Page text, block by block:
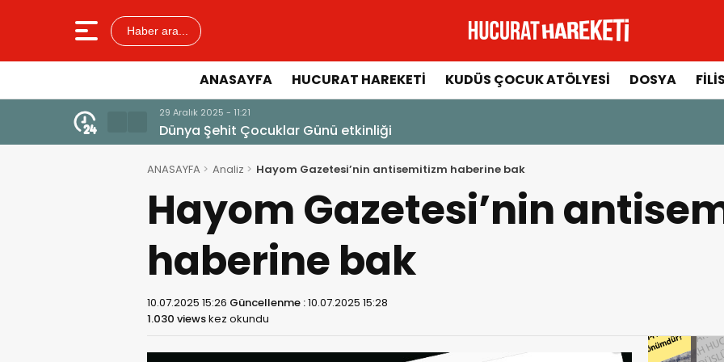
Haber ara...
ANASAYFA HUCURAT HAREKETI KUDÜS ÇOCUK ATÖLYESI DOSYA
23 Aralık 2025 - 13:14
Ayetlerle Filistin ve Mescid-i Aksa
ANASAYFA Analiz Hayom Gazetesi’nin antisemitizm haberine bak
Hayom Gazetesi’nin
haberine bak
10.07.2025 15:26 Güncellenme :10.07.2025 15:28
1.030 viewskez okundu